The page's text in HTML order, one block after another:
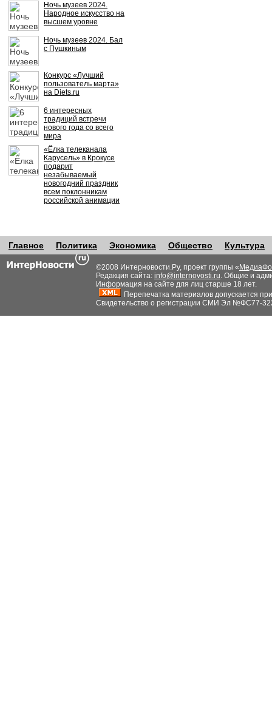
Ночь музеев 2024.
Народное искусство на
высшем уровне
Ночь музеев 2024. Бал
с Пушкиным
Конкурс «Лучший
пользователь марта»
на Diets.ru
6 интересных
традиций встречи
нового года со всего
мира
«Ёлка телеканала
Карусель» в Крокусе
подарит
незабываемый
новогодний праздник
всем поклонникам
российской анимации
Главное Политика Экономика Общество Культура
©2008 Интерновости.Ру, проект группы «
Редакция сайта: info@internovosti.ru. Общие и
Информация на сайте для лиц старше 18 лет.
Перепечатка материалов допускается
Свидетельство о регистрации СМИ Эл №ФС77-